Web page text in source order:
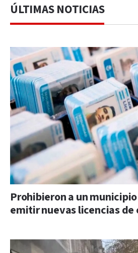
ÚLTIMAS NOTICIAS
Prohibieron a un
emitir nuevas licencias de